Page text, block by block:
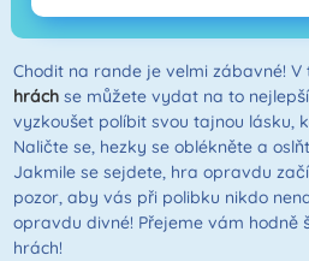
Chodit na rande je velmi zábavné! V
hrách se můžete vydat na to
vyzkoušet políbit svou tajnou lásku,
Naličte se, hezky se oblékněte a
Jakmile se sejdete, hra opravdu
pozor, aby vás při polibku nikdo
opravdu divné! Přejeme vám hodně
hrách!